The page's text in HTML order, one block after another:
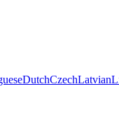
DutchCzechLatvian